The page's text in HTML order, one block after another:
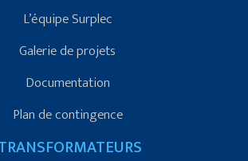
L’équipe Surplec
Galerie de projets
Documentation
Plan de contingence